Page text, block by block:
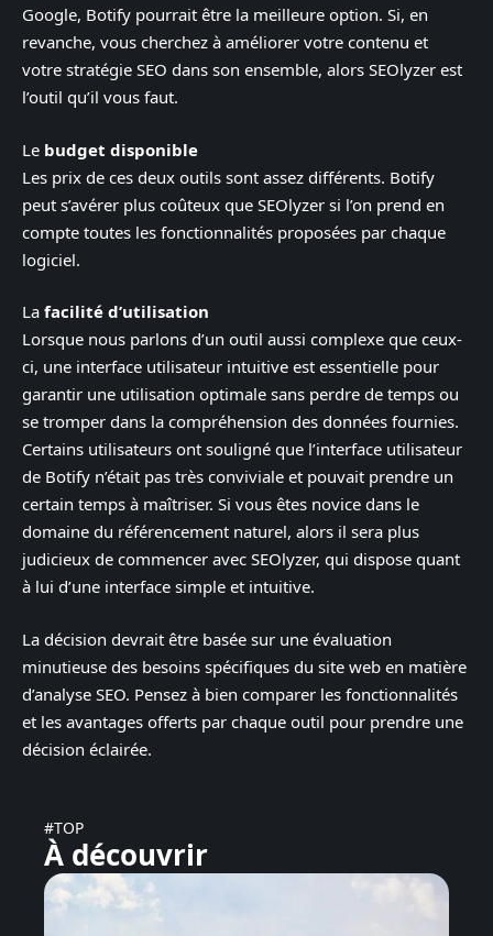
Google, Botify pourrait être la meilleure option. Si, en
revanche, vous cherchez à améliorer votre contenu et
votre stratégie SEO dans son ensemble, alors SEOlyzer est
l’outil qu’il vous faut.
Le budget disponible
Les prix de ces deux outils sont assez différents. Botify
peut s’avérer plus coûteux que SEOlyzer si l’on prend en
compte toutes les fonctionnalités proposées par chaque
logiciel.
La facilité d’utilisation
Lorsque nous parlons d’un outil aussi complexe que ceux-
ci, une interface utilisateur intuitive est essentielle pour
garantir une utilisation optimale sans perdre de temps ou
se tromper dans la compréhension des données fournies.
Certains utilisateurs ont souligné que l’interface utilisateur
de Botify n’était pas très conviviale et pouvait prendre un
certain temps à maîtriser. Si vous êtes novice dans le
domaine du référencement naturel, alors il sera plus
judicieux de commencer avec SEOlyzer, qui dispose quant
à lui d’une interface simple et intuitive.
La décision devrait être basée sur une évaluation
minutieuse des besoins spécifiques du site web en matière
d’analyse SEO. Pensez à bien comparer les fonctionnalités
et les avantages offerts par chaque outil pour prendre une
décision éclairée.
#TOP
À découvrir